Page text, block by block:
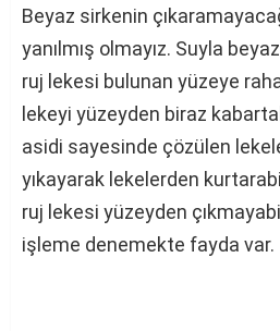
Beyaz sirkenin
yanılmış olmayız. Suyla
ruj lekesi bulunan yüzeye
lekeyi yüzeyden biraz
asidi sayesinde çözülen
yıkayarak lekelerden
ruj lekesi yüzeyden
işleme denemekte fayda var.